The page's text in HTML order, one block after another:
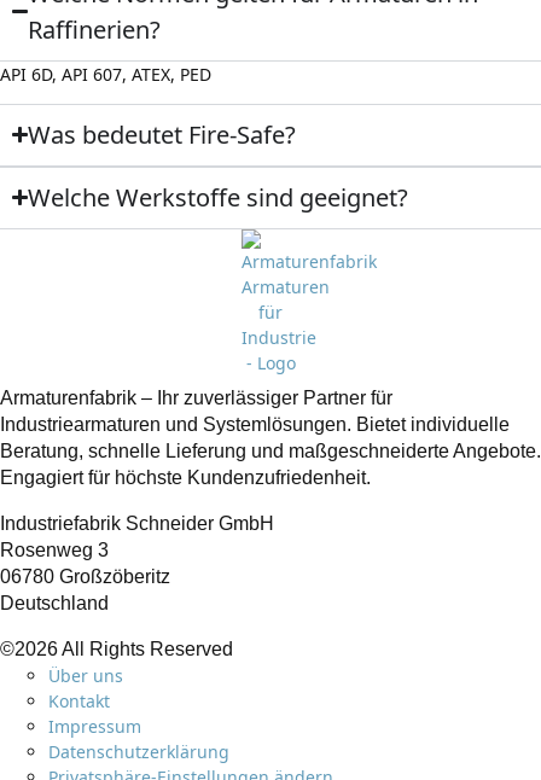
Raffinerien?
API 6D, API 607, ATEX, PED
Was bedeutet Fire-Safe?
Welche Werkstoffe sind geeignet?
Armaturenfabrik – Ihr zuverlässiger Partner für
Industriearmaturen und Systemlösungen. Bietet individuelle
Beratung, schnelle Lieferung und maßgeschneiderte Angebote.
Engagiert für höchste Kundenzufriedenheit.
Industriefabrik Schneider GmbH
Rosenweg 3
06780 Großzöberitz
Deutschland
©2026 All Rights Reserved
Über uns
Kontakt
Impressum
Datenschutzerklärung